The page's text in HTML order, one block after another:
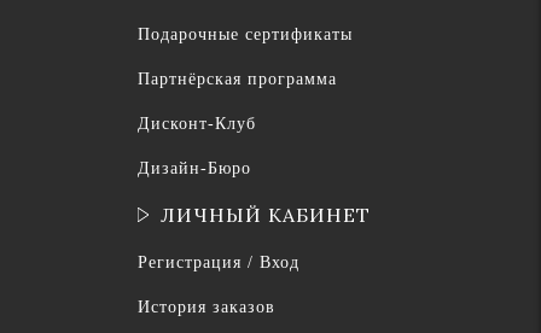
Подарочные сертификаты
Партнёрская программа
Дисконт-Клуб
Дизайн-Бюро
ЛИЧНЫЙ КАБИНЕТ
Регистрация / Вход
История заказов